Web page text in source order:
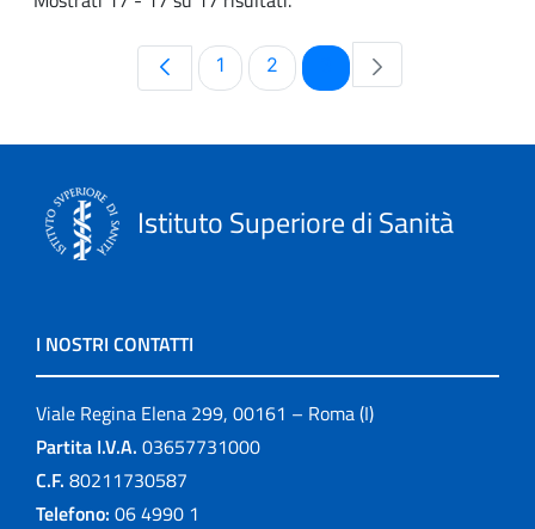
Pagina
1 Pagina
2 Pagina
Istituto Superiore di Sanità
I NOSTRI CONTATTI
Viale Regina Elena 299, 00161 – Roma (I)
Partita I.V.A. 03657731000
C.F. 80211730587
Telefono: 06 4990 1